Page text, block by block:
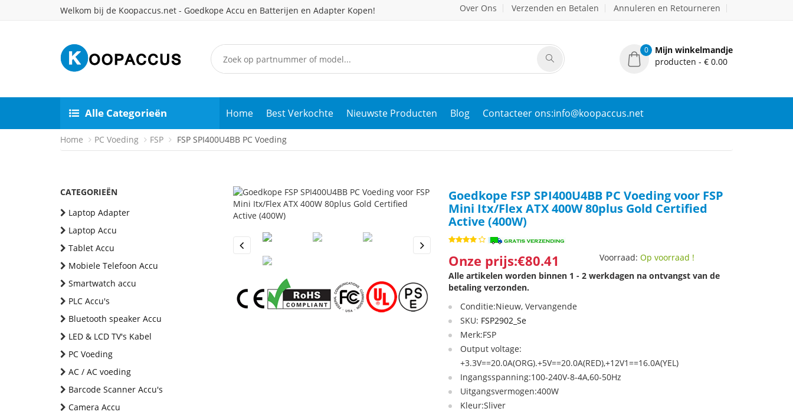
Welkom bij de Koopaccus.net - Goedkope Accu en Batterijen en Adapter Kopen! Over Ons Verzenden en Betalen Annuleren en Retourneren
0
Mijn winkelmandje
producten - € 0.00
Alle Categorieën Home Best Verkochte Nieuwste Producten Blog Contacteer ons:info@koopaccus.net
Home PC Voeding FSP FSP SPI400U4BB PC Voeding
CATEGORIEËN
Laptop Adapter
Laptop Accu
Tablet Accu
Mobiele Telefoon Accu
Smartwatch accu
PLC Accu's
Bluetooth speaker Accu
LED & LCD TV's Kabel
PC Voeding
AC / AC voeding
Barcode Scanner Accu's
Camera Accu
Previous
Goedkope FSP SPI400U4BB PC Voeding voor FSP
Mini Itx/Flex ATX 400W 80plus Gold Certified
Active (400W)
Onze prijs:€80.41 Voorraad:Op voorraad !
Alle artikelen worden binnen 1 - 2 werkdagen na ontvangst van de
betaling verzonden.
Conditie:Nieuw, Vervangende
SKU: FSP2902_Se
Merk:FSP
Output voltage:
+3.3V==20.0A(ORG).+5V==20.0A(RED),+12V1==16.0A(YEL)
Ingangsspanning:100-240V-8-4A,60-50Hz
Uitgangsvermogen:400W
Kleur:Sliver